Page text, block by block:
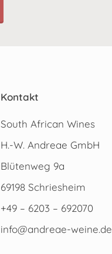
Kontakt
South African Wines
H.-W. Andreae GmbH
Blütenweg 9a
69198 Schriesheim
+49 – 6203 – 692070
info@andreae-weine.de